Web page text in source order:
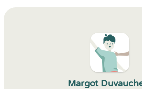
Margot